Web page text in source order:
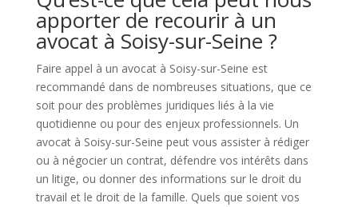
apporter de recourir à un
avocat à Soisy-sur-Seine ?
Faire appel à un avocat à Soisy-sur-Seine est
recommandé dans de nombreuses situations, que ce
soit pour des problèmes juridiques liés à la vie
quotidienne ou pour des enjeux professionnels. Un
avocat à Soisy-sur-Seine peut vous assister à rédiger
ou à négocier un contrat, défendre vos intérêts dans
un litige, ou donner des informations sur le droit du
travail et le droit de la famille. Quels que soient vos